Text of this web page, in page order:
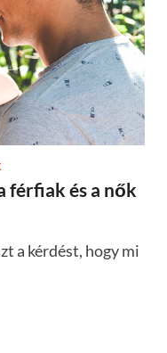
férfiak és a nők
a kérdést, hogy mi